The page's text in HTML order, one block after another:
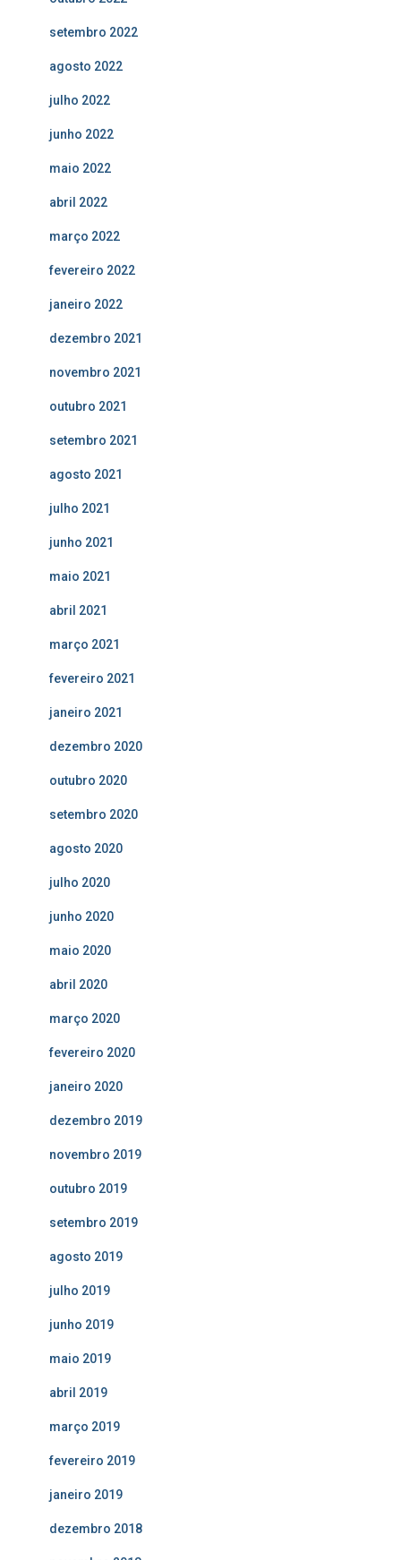
setembro 2022
agosto 2022
julho 2022
junho 2022
maio 2022
abril 2022
março 2022
fevereiro 2022
janeiro 2022
dezembro 2021
novembro 2021
outubro 2021
setembro 2021
agosto 2021
julho 2021
junho 2021
maio 2021
abril 2021
março 2021
fevereiro 2021
janeiro 2021
dezembro 2020
outubro 2020
setembro 2020
agosto 2020
julho 2020
junho 2020
maio 2020
abril 2020
março 2020
fevereiro 2020
janeiro 2020
dezembro 2019
novembro 2019
outubro 2019
setembro 2019
agosto 2019
julho 2019
junho 2019
maio 2019
abril 2019
março 2019
fevereiro 2019
janeiro 2019
dezembro 2018